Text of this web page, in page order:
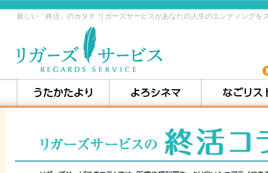
新しい「終活」のカタチ リガーズサービスがあなたの人生のエンディングを